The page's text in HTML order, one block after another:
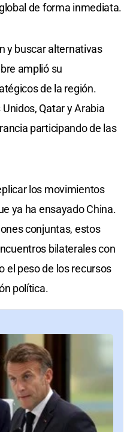
de forma inmediata.
y buscar alternativas
amplió su
de la región.
Qatar y Arabia
participando de las
los movimientos
ya ha ensayado China.
conjuntas, estos
bilaterales con
el peso de los recursos
política.